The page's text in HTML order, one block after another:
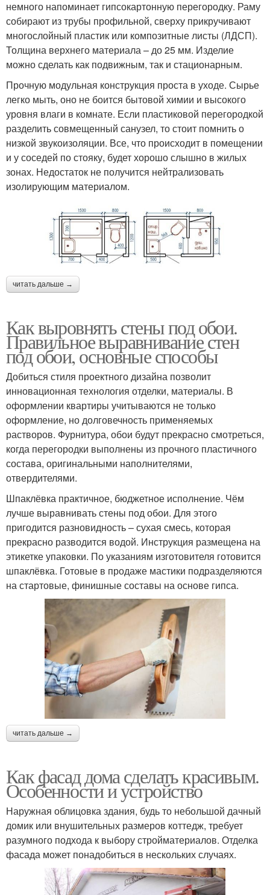
немного напоминает гипсокартонную перегородку. Раму
собирают из трубы профильной, сверху прикручивают
многослойный пластик или композитные листы (ЛДСП).
Толщина верхнего материала – до 25 мм. Изделие
можно сделать как подвижным, так и стационарным.
Прочную модульная конструкция проста в уходе. Сырье
легко мыть, оно не боится бытовой химии и высокого
уровня влаги в комнате. Если пластиковой перегородкой
разделить совмещенный санузел, то стоит помнить о
низкой звукоизоляции. Все, что происходит в помещении
и у соседей по стояку, будет хорошо слышно в жилых
зонах. Недостаток не получится нейтрализовать
изолирующим материалом.
читать дальше →
Как выровнять стены под обои.
Правильное выравнивание стен
под обои, основные способы
Добиться стиля проектного дизайна позволит
инновационная технология отделки, материалы. В
оформлении квартиры учитываются не только
оформление, но долговечность применяемых
растворов. Фурнитура, обои будут прекрасно смотреться,
когда перегородки выполнены из прочного пластичного
состава, оригинальными наполнителями,
отвердителями.
Шпаклёвка практичное, бюджетное исполнение. Чём
лучше выравнивать стены под обои. Для этого
пригодится разновидность – сухая смесь, которая
прекрасно разводится водой. Инструкция размещена на
этикетке упаковки. По указаниям изготовителя готовится
шпаклёвка. Готовые в продаже мастики подразделяются
на стартовые, финишные составы на основе гипса.
читать дальше →
Как фасад дома сделать красивым.
Особенности и устройство
Наружная облицовка здания, будь то небольшой дачный
домик или внушительных размеров коттедж, требует
разумного подхода к выбору стройматериалов. Отделка
фасада может понадобиться в нескольких случаях.